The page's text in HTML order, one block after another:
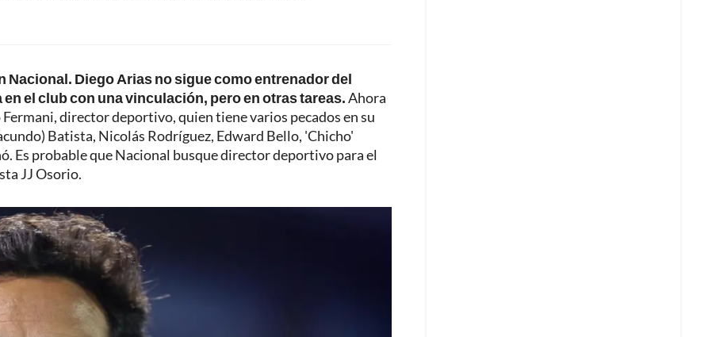
Diego Arias no sigue como entrenador del
el club con una vinculación, pero en otras tareas.Ahora
director deportivo, quien tiene varios pecados en su
Batista, Nicolás Rodríguez, Edward Bello, 'Chicho'
Es probable que Nacional busque director deportivo para el
JJ Osorio.